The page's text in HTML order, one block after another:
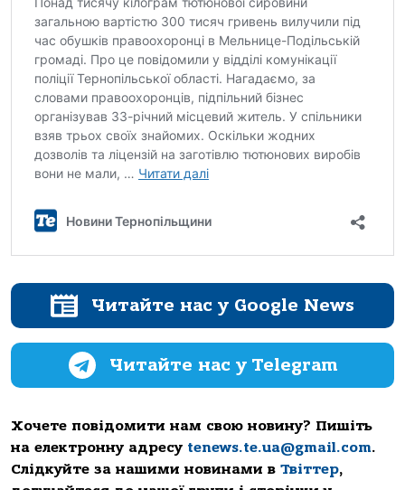
Читайте нас у Google News
Читайте нас у Telegram
Хочете повідомити нам свою новину? Пишіть
на електронну адресу tenews.te.ua@gmail.com.
Слідкуйте за нашими новинами в Твіттер,